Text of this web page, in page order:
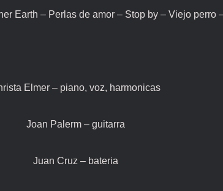
Earth – Perlas de amor – Stop by – Viejo
Elmer – piano, voz, harmonicas
Joan Palerm – guitarra
Juan Cruz – bateria